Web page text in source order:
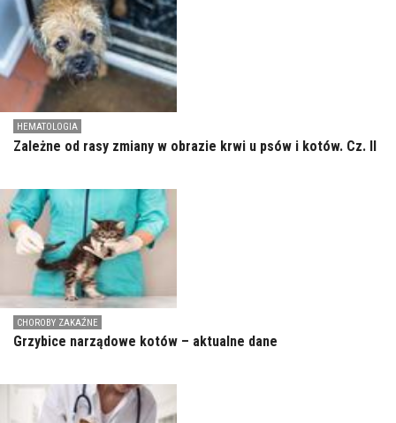
HEMATOLOGIA
Zależne od rasy zmiany w obrazie krwi u psów i kotów. Cz. II
CHOROBY ZAKAŹNE
Grzybice narządowe kotów – aktualne dane